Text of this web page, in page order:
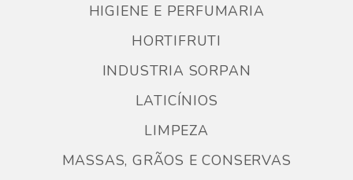
HIGIENE E PERFUMARIA
HORTIFRUTI
INDUSTRIA SORPAN
LATICÍNIOS
LIMPEZA
MASSAS, GRÃOS E CONSERVAS